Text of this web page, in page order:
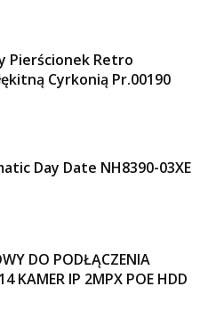
Pierścionek Retro
Cyrkonią Pr.00190
Day Date NH8390-03XE
DO PODŁĄCZENIA
KAMER IP 2MPX POE HDD